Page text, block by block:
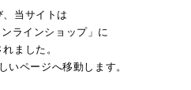
、当サイトは
ラインショップ」に
ました。
いページへ移動します。